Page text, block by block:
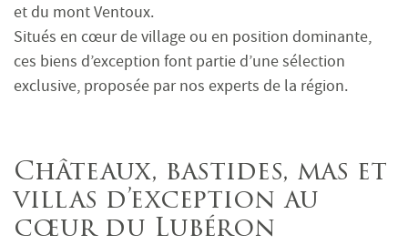
et du mont Ventoux.
Situés en cœur de village ou en position dominante,
ces biens d’exception font partie d’une sélection
exclusive, proposée par nos experts de la région.
Châteaux, bastides, mas et
villas d’exception au
cœur du Lubéron